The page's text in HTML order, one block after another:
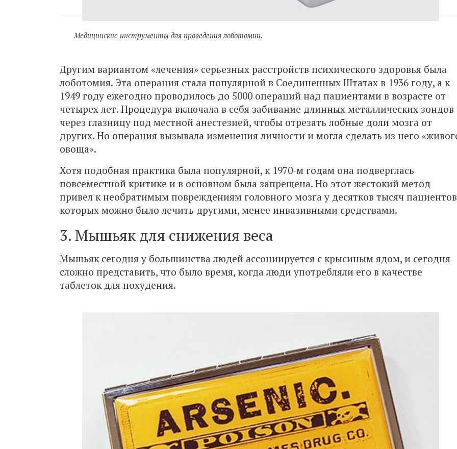
Медицинские инструменты для проведения лоботомии.
Другим вариантом «лечения» серьезных расстройств психического здоровья была
лоботомия. Эта операция стала популярной в Соединенных Штатах в 1936 году, а к
1949 году ежегодно проводилось до 5000 операций над пациентами в возрасте от
четырех лет. Процедура включала в себя забивание длинных металлических зондов
через глазницу под местной анестезией, чтобы отрезать лобные доли мозга от
других. Но операция вызывала изменения личности и могла сделать из него
овоща».
Хотя подобная практика была популярной, к 1970-м годам она подверглась
повсеместной критике и в основном была запрещена. Но этот жестокий метод
привел к необратимым повреждениям головного мозга у десятков тысяч
которых можно было лечить другими, менее инвазивными средствами.
3. Мышьяк для снижения веса
Мышьяк сегодня у большинства людей ассоциируется с крысиным ядом, и сегодня
сложно представить, что было время, когда люди употребляли его в качестве
таблеток для похудения.